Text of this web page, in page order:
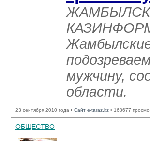
КАЗИНФОРМ
мужчину,
области.
23 сентября 2010 года • Сайт e-taraz.kz • 168677
ОБЩЕСТВО